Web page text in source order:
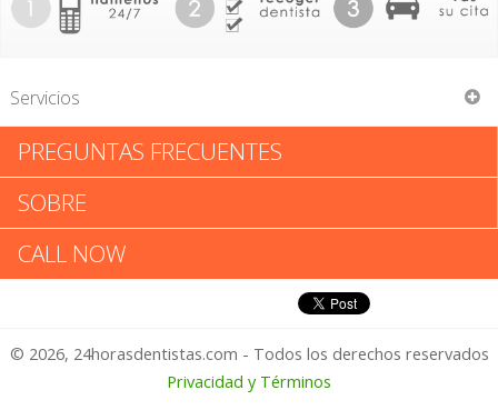
Servicios
J H Pang Harrison
J H Pang Harrison: Califica tu
Experiencia
1 – No Feliz
PREGUNTAS FRECUENTES
SOBRE
CALL NOW
© 2026, 24horasdentistas.com - Todos los derechos reservados
Privacidad y Términos